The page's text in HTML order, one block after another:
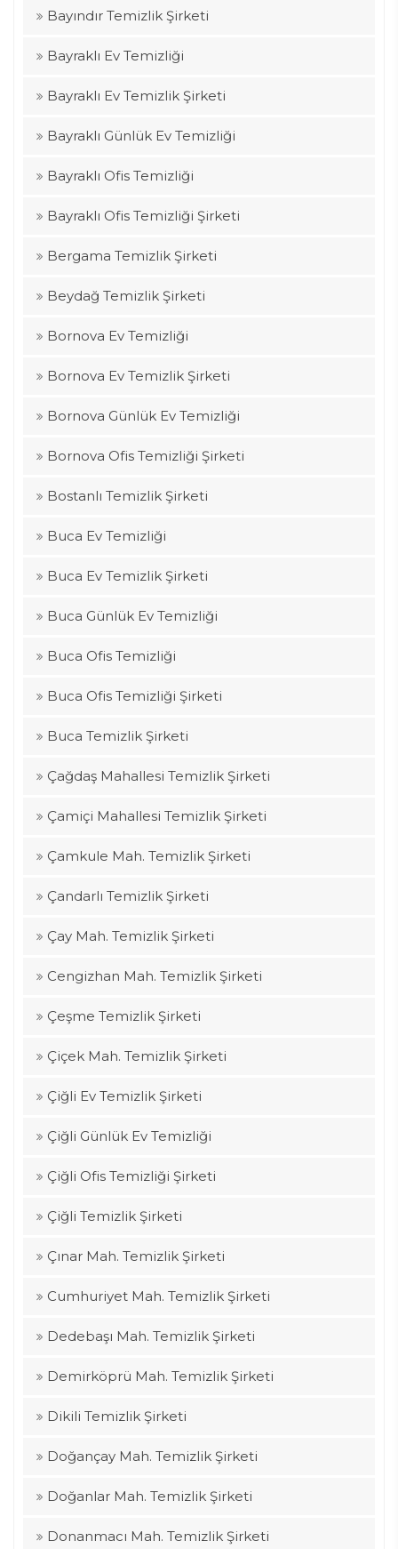
Bayındır Temizlik Şirketi
Bayraklı Ev Temizliği
Bayraklı Ev Temizlik Şirketi
Bayraklı Günlük Ev Temizliği
Bayraklı Ofis Temizliği
Bayraklı Ofis Temizliği Şirketi
Bergama Temizlik Şirketi
Beydağ Temizlik Şirketi
Bornova Ev Temizliği
Bornova Ev Temizlik Şirketi
Bornova Günlük Ev Temizliği
Bornova Ofis Temizliği Şirketi
Bostanlı Temizlik Şirketi
Buca Ev Temizliği
Buca Ev Temizlik Şirketi
Buca Günlük Ev Temizliği
Buca Ofis Temizliği
Buca Ofis Temizliği Şirketi
Buca Temizlik Şirketi
Çağdaş Mahallesi Temizlik Şirketi
Çamiçi Mahallesi Temizlik Şirketi
Çamkule Mah. Temizlik Şirketi
Çandarlı Temizlik Şirketi
Çay Mah. Temizlik Şirketi
Cengizhan Mah. Temizlik Şirketi
Çeşme Temizlik Şirketi
Çiçek Mah. Temizlik Şirketi
Çiğli Ev Temizlik Şirketi
Çiğli Günlük Ev Temizliği
Çiğli Ofis Temizliği Şirketi
Çiğli Temizlik Şirketi
Çınar Mah. Temizlik Şirketi
Cumhuriyet Mah. Temizlik Şirketi
Dedebaşı Mah. Temizlik Şirketi
Demirköprü Mah. Temizlik Şirketi
Dikili Temizlik Şirketi
Doğançay Mah. Temizlik Şirketi
Doğanlar Mah. Temizlik Şirketi
Donanmacı Mah. Temizlik Şirketi